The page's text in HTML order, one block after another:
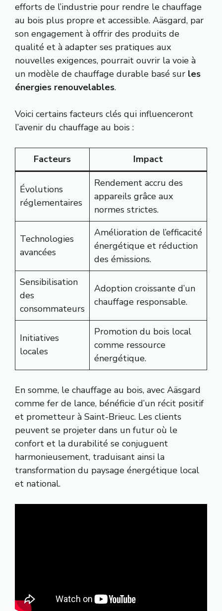
efforts de l’industrie pour rendre le chauffage
au bois plus propre et accessible. Aäsgard, par
son engagement à offrir des produits de
qualité et à adapter ses pratiques aux
nouvelles exigences, pourrait ouvrir la voie à
un modèle de chauffage durable basé sur les
énergies renouvelables.
Voici certains facteurs clés qui influenceront
l’avenir du chauffage au bois :
Facteurs Impact
Évolutions
réglementaires
Rendement accru des
appareils grâce aux
normes strictes.
Technologies
avancées
Amélioration de l’efficacité
énergétique et réduction
des émissions.
Sensibilisation
des
consommateurs
Adoption croissante d’un
chauffage responsable.
Initiatives
locales
Promotion du bois local
comme ressource
énergétique.
En somme, le chauffage au bois, avec Aäsgard
comme fer de lance, bénéficie d’un récit positif
et prometteur à Saint-Brieuc. Les clients
peuvent se projeter dans un futur où le
confort et la durabilité se conjuguent
harmonieusement, traduisant ainsi la
transformation du paysage énergétique local
et national.